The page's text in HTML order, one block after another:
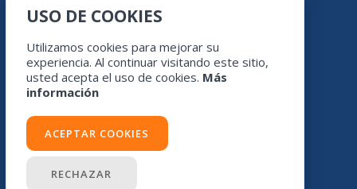
Búsqueda avanzada
Facebook
Instagram
Avíso legal
USO DE COOKIES
Utilizamos cookies para mejorar su
experiencia. Al continuar visitando este sitio,
usted acepta el uso de cookies. Más
información
ACEPTAR COOKIES
RECHAZAR